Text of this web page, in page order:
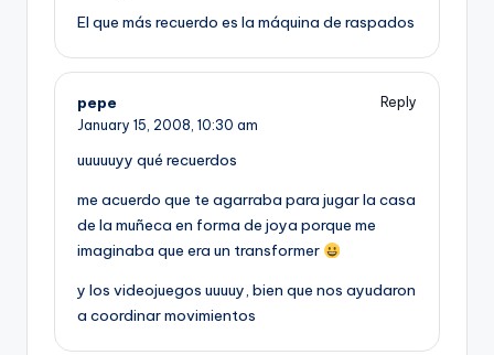
El que más recuerdo es la máquina de raspados
pepe
Reply
January 15, 2008, 10:30 am
uuuuuyy qué recuerdos
me acuerdo que te agarraba para jugar la casa
de la muñeca en forma de joya porque me
imaginaba que era un transformer
y los videojuegos uuuuy, bien que nos ayudaron
a coordinar movimientos